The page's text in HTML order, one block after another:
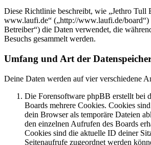
Diese Richtlinie beschreibt, wie „Jethro Tull
www.laufi.de“ („http://www.laufi.de/board“)
Betreiber“) die Daten verwendet, die
Besuchs gesammelt werden.
Umfang und Art der
Deine Daten werden auf vier verschiedene
Die Forensoftware phpBB erstellt bei
Boards mehrere Cookies. Cookies
dein Browser als temporäre Dateien
den einzelnen Aufrufen des Boards
Cookies sind die aktuelle ID deiner
Seitenaufrufe zugeordnet werden